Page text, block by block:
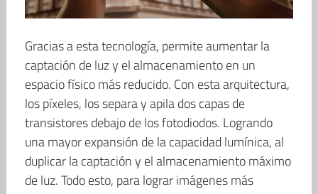
Gracias a esta tecnología, permite aumentar la
captación de luz y el almacenamiento en un
espacio físico más reducido. Con esta arquitectura,
los píxeles, los separa y apila dos capas de
transistores debajo de los fotodiodos. Logrando
una mayor expansión de la capacidad lumínica, al
duplicar la captación y el almacenamiento máximo
de luz. Todo esto, para lograr imágenes más